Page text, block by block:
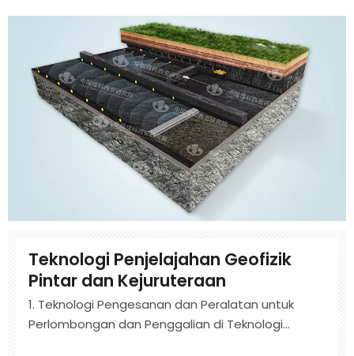
maklumat geologi. Ia berdasarkan data besar dan
pengkomputeran awan, dengan bantuan dinamik
tiga dimensi
Teknologi Penjelajahan Geofizik
Pintar dan Kejuruteraan
1. Teknologi Pengesanan dan Peralatan untuk
Perlombongan dan Penggalian di Teknologi